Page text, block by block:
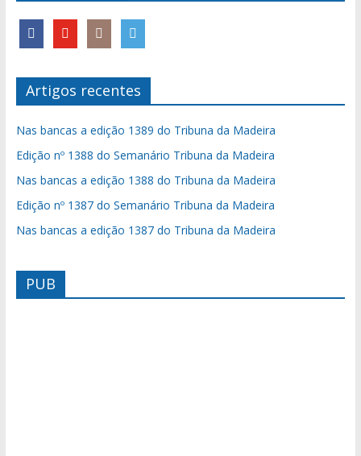
Artigos recentes
Nas bancas a edição 1389 do Tribuna da Madeira
Edição nº 1388 do Semanário Tribuna da Madeira
Nas bancas a edição 1388 do Tribuna da Madeira
Edição nº 1387 do Semanário Tribuna da Madeira
Nas bancas a edição 1387 do Tribuna da Madeira
PUB